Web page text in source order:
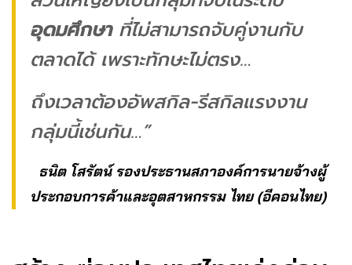
อุดมศึกษาที่ไม่สามารถจับคู่งานกับ
ตลาดได้ เพราะทักษะไม่ตรง…
ถึงเวลาต้องอัพสกิล-รีสกิลแรงงาน
กลุ่มนี้เช่นกัน…”
ธนิต โสรัตน์ รองประธานสภาองค์การนายจ้างผู้
ประกอบการค้าและอุตสาหกรรม ไทย (อีคอนไทย)